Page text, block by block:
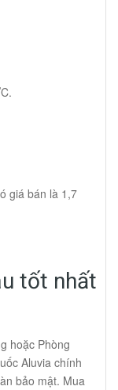
giá bán là 1,7
tốt nhất
hoặc Phòng
Aluvia chính
bảo mật. Mua